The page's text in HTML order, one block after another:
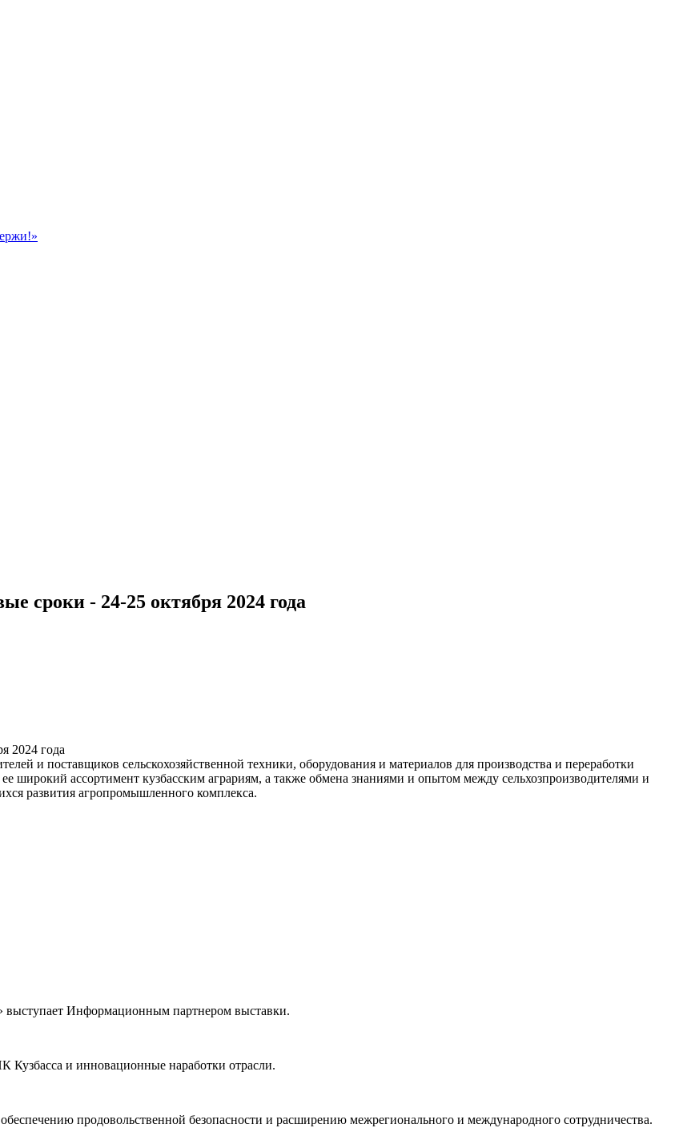
сроки - 24-25 октября 2024 года
и поставщиков сельскохозяйственной техники, оборудования и материалов для производства и переработки
широкий ассортимент кузбасским аграриям, а также обмена знаниями и опытом между сельхозпроизводителями и
развития агропромышленного комплекса.
Информационным партнером выставки.
Кузбасса и инновационные наработки отрасли.
продовольственной безопасности и расширению межрегионального и международного сотрудничества.